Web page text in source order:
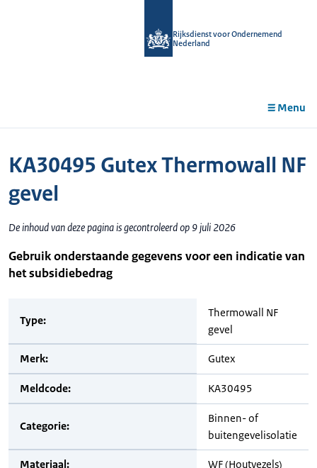
Rijksdienst voor Ondernemend
Nederland
Menu
KA30495 Gutex Thermowall NF
gevel
De inhoud van deze pagina is gecontroleerd op 9 juli 2026
Gebruik onderstaande gegevens voor een indicatie van
het subsidiebedrag
Type:
Thermowall NF
gevel
Merk: Gutex
Meldcode: KA30495
Categorie:
Binnen- of
buitengevelisolatie
Materiaal: WF (Houtvezels)